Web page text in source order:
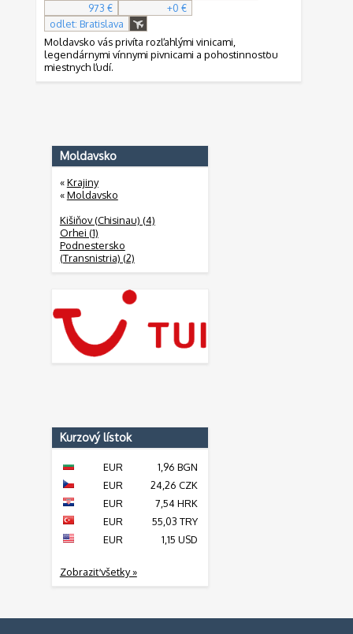
973 €
+0 €
odlet: Bratislava
Moldavsko vás privíta rozľahlými vinicami,
legendárnymi vínnymi pivnicami a pohostinnosťou
miestnych ľudí.
Moldavsko
«Krajiny
«Moldavsko
Kišiňov (Chisinau) (4)
Orhei (1)
Podnestersko
(Transnistria) (2)
Kurzový lístok
EUR
1,96 BGN
EUR
24,26 CZK
EUR
7,54 HRK
EUR
55,03 TRY
EUR
1,15 USD
Zobraziť všetky »